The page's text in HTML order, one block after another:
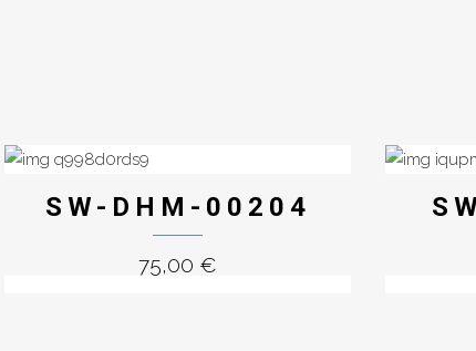
SW-DHM-00204
75,00 €